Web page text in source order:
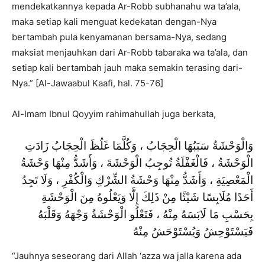
mendekatkannya kepada Ar-Robb subhanahu wa ta’ala,
maka setiap kali menguat kedekatan dengan-Nya
bertambah pula kenyamanan bersama-Nya, sedang
maksiat menjauhkan dari Ar-Robb tabaraka wa ta’ala, dan
setiap kali bertambah jauh maka semakin terasing dari-
Nya.” [Al-Jawaabul Kaafi, hal. 75-76]
Al-Imam Ibnul Qoyyim rahimahullah juga berkata,
وَالْوَحْشَةُ سَبَبُهَا الْحِجَابُ ، وَكُلَّمَا غَلُظَ الْحِجَابُ زَادَتِ
الْوَحْشَةُ ، فَالْغَفْلَةُ تُوجِبُ الْوَحْشَةَ ، وَأَشَدُّ مِنْهَا وَحْشَةُ
الْمَعْصِيَةِ ، وَأَشَدُّ مِنْهَا وَحْشَةُ الشِّرْكِ وَالْكُفْرِ ، وَلَا تَجِدُ
أَحَدًا مُلَابِسًا شَيْئًا مِنْ ذَلِكَ إِلَّا وَيَعْلُوهُ مِنَ الْوَحْشَةِ
بِحَسْبِ مَا لَابَسَهُ مِنْهُ ، فَتَعْلُو الْوَحْشَةُ وَجْهَهُ وَقَلْبَهُ
فَيَسْتَوْحِشُ وَيُسْتَوْحَشُ مِنْهُ
“Jauhnya seseorang dari Allah ‘azza wa jalla karena ada